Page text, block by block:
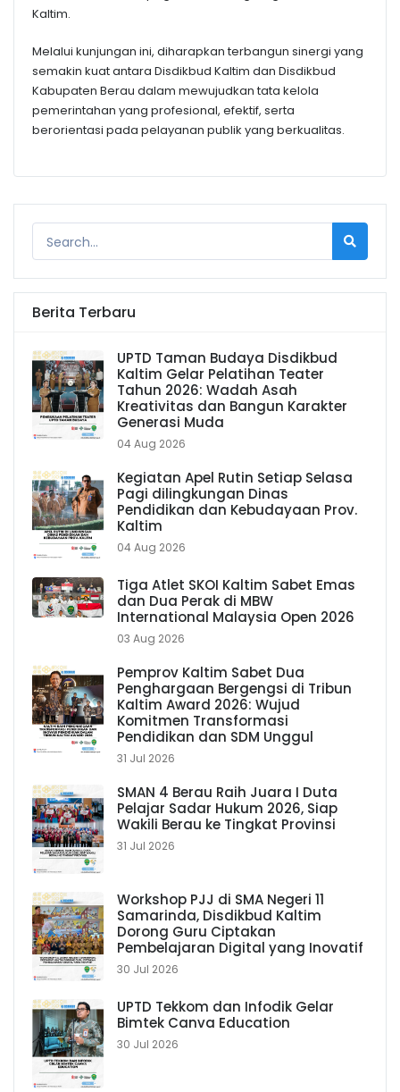
Kaltim.
Melalui kunjungan ini, diharapkan terbangun sinergi yang
semakin kuat antara Disdikbud Kaltim dan Disdikbud
Kabupaten Berau dalam mewujudkan tata kelola
pemerintahan yang profesional, efektif, serta
berorientasi pada pelayanan publik yang berkualitas.
Berita Terbaru
UPTD Taman Budaya Disdikbud
Kaltim Gelar Pelatihan Teater
Tahun 2026: Wadah Asah
Kreativitas dan Bangun Karakter
Generasi Muda
04 Aug 2026
Kegiatan Apel Rutin Setiap Selasa
Pagi dilingkungan Dinas
Pendidikan dan Kebudayaan Prov.
Kaltim
04 Aug 2026
Tiga Atlet SKOI Kaltim Sabet Emas
dan Dua Perak di MBW
International Malaysia Open 2026
03 Aug 2026
Pemprov Kaltim Sabet Dua
Penghargaan Bergengsi di Tribun
Kaltim Award 2026: Wujud
Komitmen Transformasi
Pendidikan dan SDM Unggul
31 Jul 2026
SMAN 4 Berau Raih Juara I Duta
Pelajar Sadar Hukum 2026, Siap
Wakili Berau ke Tingkat Provinsi
31 Jul 2026
Workshop PJJ di SMA Negeri 11
Samarinda, Disdikbud Kaltim
Dorong Guru Ciptakan
Pembelajaran Digital yang Inovatif
30 Jul 2026
UPTD Tekkom dan Infodik Gelar
Bimtek Canva Education
30 Jul 2026